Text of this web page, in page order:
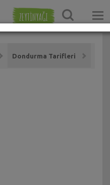
ZEYTİNYAĞI
Dondurma Tarifleri